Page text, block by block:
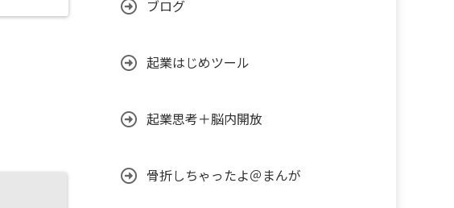
ブログ
起業はじめツール
起業思考＋脳内開放
骨折しちゃったよ＠まんが